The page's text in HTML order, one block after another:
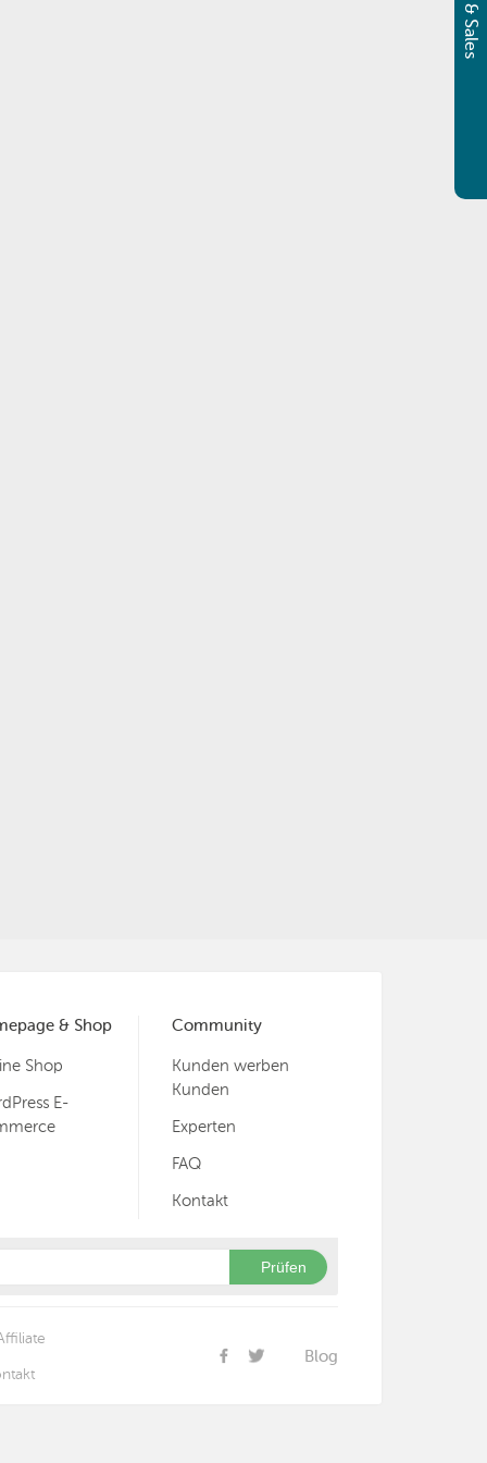
& Shop
Shop
E-
Community
Kunden werben
Kunden
Experten
FAQ
Kontakt
Prüfen
Blog